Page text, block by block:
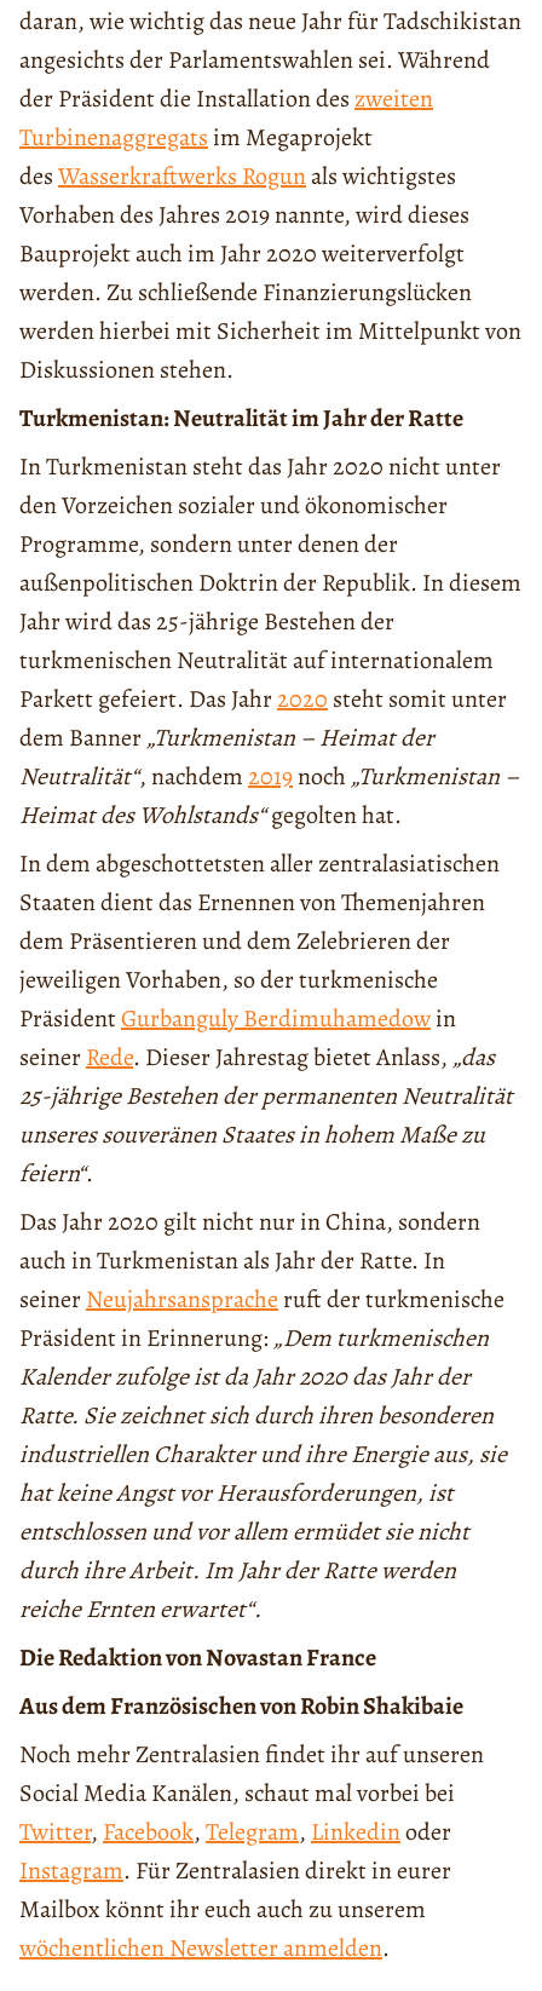
daran, wie wichtig das neue Jahr für Tadschikistan
angesichts der Parlamentswahlen sei. Während
der Präsident die Installation deszweiten
Turbinenaggregats im Megaprojekt
desWasserkraftwerks Rogunals wichtigstes
Vorhaben des Jahres 2019 nannte, wird dieses
Bauprojekt auch im Jahr 2020 weiterverfolgt
werden. Zu schließende Finanzierungslücken
werden hierbei mit Sicherheit im Mittelpunkt von
Diskussionen stehen.
Turkmenistan: Neutralität im Jahr der Ratte
In Turkmenistan steht das Jahr 2020 nicht unter
den Vorzeichen sozialer und ökonomischer
Programme, sondern unter denen der
außenpolitischen Doktrin der Republik. In diesem
Jahr wird das 25-jährige Bestehen der
turkmenischen Neutralität auf internationalem
Parkett gefeiert. Das Jahr2020 steht somit unter
dem Banner„Turkmenistan – Heimat der
Neutralität“, nachdem2019noch „Turkmenistan –
Heimat des Wohlstands“gegolten hat.
In dem abgeschottetsten aller zentralasiatischen
Staaten dient das Ernennen von Themenjahren
dem Präsentieren und dem Zelebrieren der
jeweiligen Vorhaben, so der turkmenische
PräsidentGurbanguly Berdimuhamedowin
seinerRede. Dieser Jahrestag bietet Anlass, „das
25-jährige Bestehen der permanenten Neutralität
unseres souveränen Staates in hohem Maße zu
feiern“.
Das Jahr 2020 gilt nicht nur in China, sondern
auch in Turkmenistan als Jahr der Ratte. In
seinerNeujahrsansprache ruft der turkmenische
Präsident in Erinnerung: „Dem turkmenischen
Kalender zufolge ist da Jahr 2020 das Jahr der
Ratte. Sie zeichnet sich durch ihren besonderen
industriellen Charakter und ihre Energie aus, sie
hat keine Angst vor Herausforderungen, ist
entschlossen und vor allem ermüdet sie nicht
durch ihre Arbeit. Im Jahr der Ratte werden
reiche Ernten erwartet“.
Die Redaktion von Novastan France
Aus dem Französischen von Robin Shakibaie
Noch mehr Zentralasien findet ihr auf unseren
Social Media Kanälen, schaut mal vorbei bei
Twitter, Facebook,Telegram, Linkedinoder
Instagram. Für Zentralasien direkt in eurer
Mailbox könnt ihr euch auch zu unserem
wöchentlichen Newsletter anmelden.